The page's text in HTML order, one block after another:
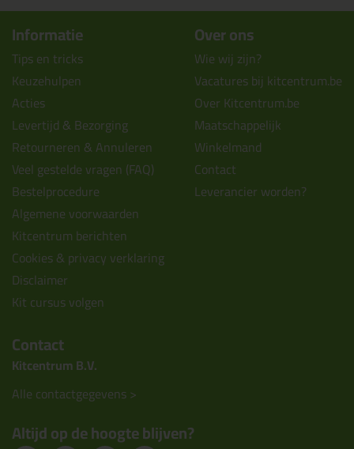
Informatie
Tips en tricks
Keuzehulpen
Acties
Levertijd & Bezorging
Retourneren & Annuleren
Veel gestelde vragen (FAQ)
Bestelprocedure
Algemene voorwaarden
Kitcentrum berichten
Cookies & privacy verklaring
Disclaimer
Kit cursus volgen
Over ons
Wie wij zijn?
Vacatures bij kitcentrum.be
Over Kitcentrum.be
Maatschappelijk
Winkelmand
Contact
Leverancier worden?
Contact
Kitcentrum B.V.
Alle contactgegevens >
Altijd op de hoogte blijven?